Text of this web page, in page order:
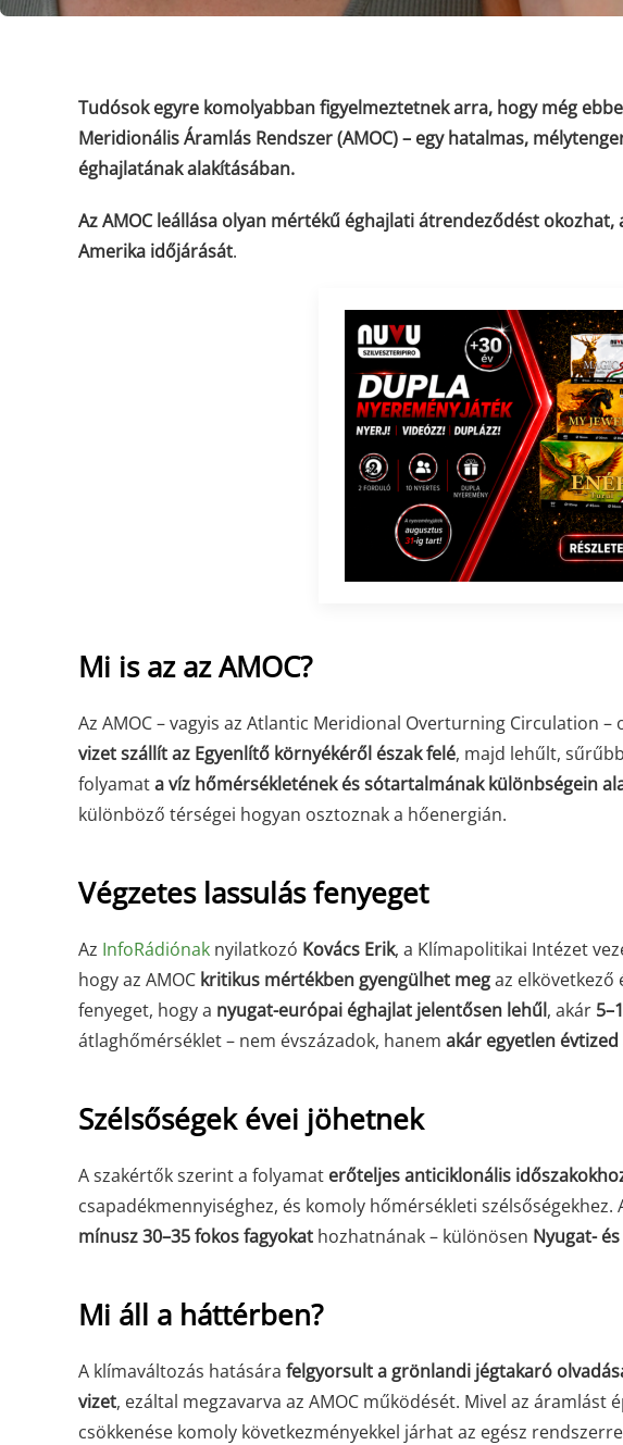
Tudósok egyre komolyabban figyelmeztetnek arra, hogy még
Meridionális Áramlás Rendszer (AMOC) – egy hatalmas,
éghajlatának alakításában.
Az AMOC leállása olyan mértékű éghajlati átrendeződést
Amerika időjárását.
Mi is az az AMOC?
Az AMOC – vagyis az Atlantic Meridional Overturning Circulation –
vizet szállít az Egyenlítő környékéről észak felé, majd lehűlt,
folyamata víz hőmérsékletének és sótartalmának különbségein
különböző térségei hogyan osztoznak a hőenergián.
Végzetes lassulás fenyeget
Az InfoRádiónak nyilatkozó Kovács Erik, a Klímapolitikai Intézet
hogy az AMOC kritikus mértékben gyengülhet megaz elkövetkező
fenyeget, hogy a nyugat-európai éghajlat jelentősen lehűl, akár
átlaghőmérséklet – nem évszázadok, hanem akár egyetlen évtized
Szélsőségek évei jöhetnek
A szakértők szerint a folyamat erőteljes anticiklonális
csapadékmennyiséghez, és komoly hőmérsékleti szélsőségekhez.
mínusz 30–35 fokos fagyokat hozhatnának – különösen Nyugat-
Mi áll a háttérben?
A klímaváltozás hatására felgyorsult a grönlandi jégtakaró
vizet, ezáltal megzavarva az AMOC működését. Mivel az
csökkenése komoly következményekkel járhat az egész